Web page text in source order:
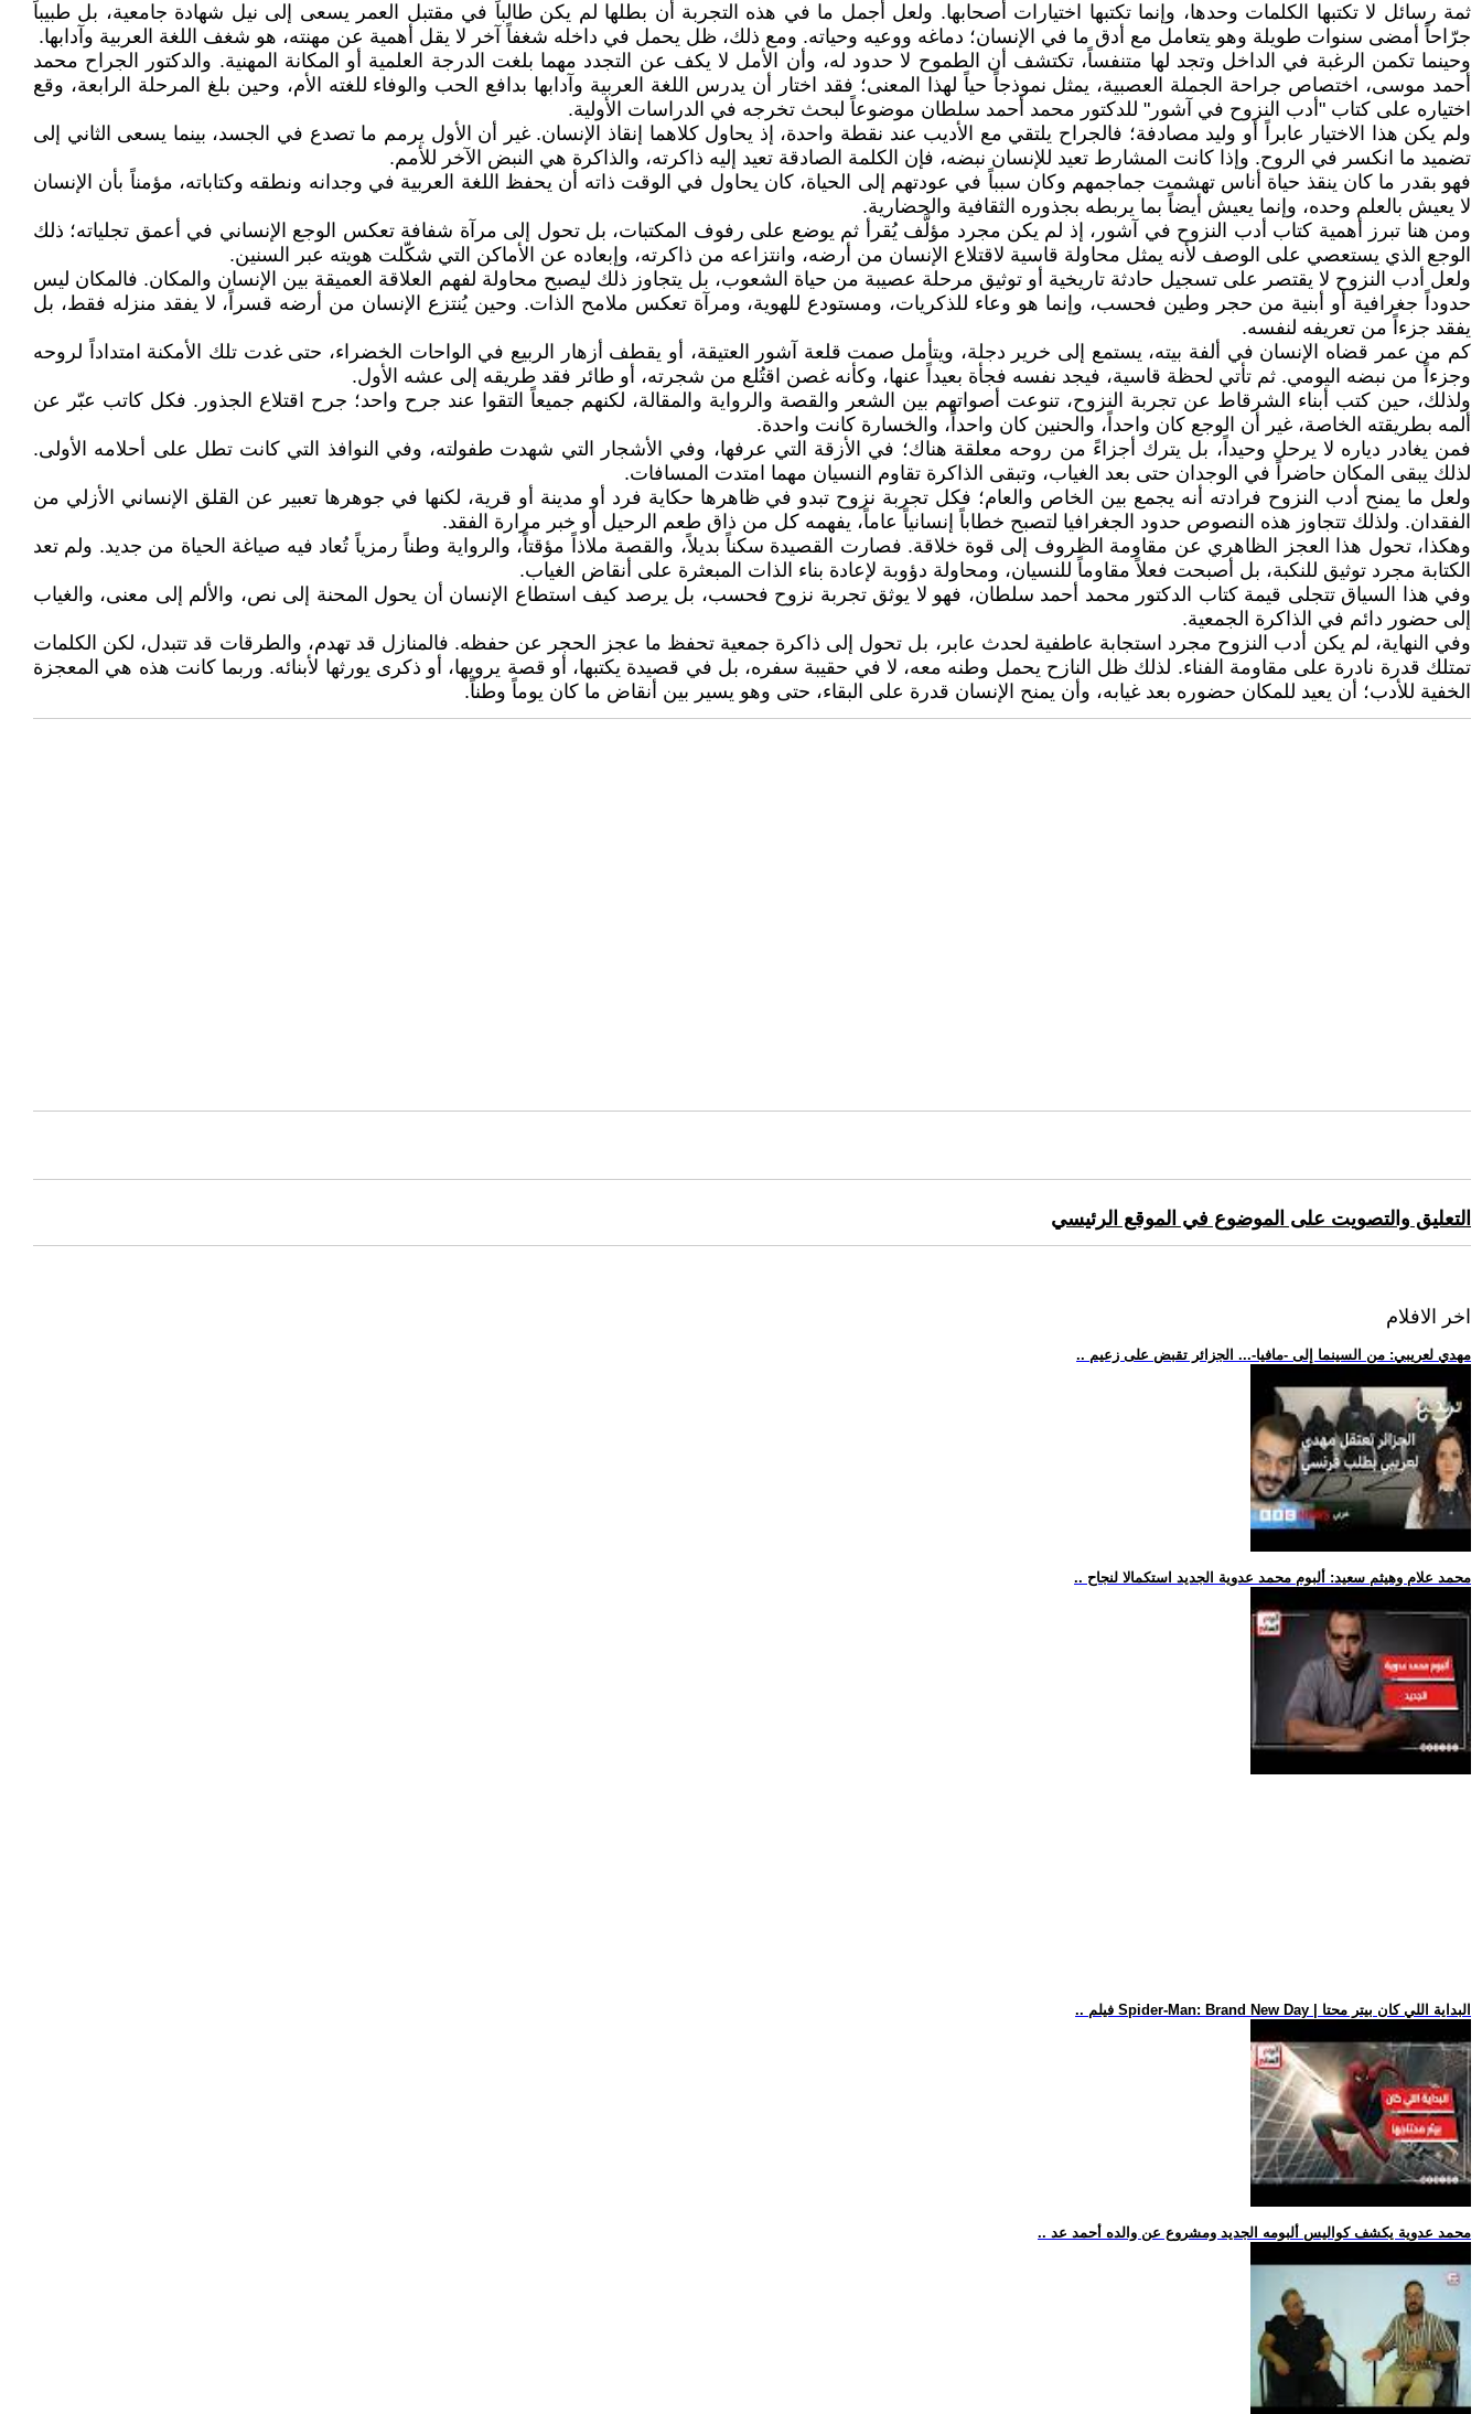
ثمة رسائل لا تكتبها الكلمات وحدها، وإنما تكتبها اختيارات أصحابها. ولعل أجمل ما في هذه التجربة أن بطلها لم يكن طالباً في مقتبل العمر يسعى إلى نيل شهادة جامعية، بل طبيباً
جرّاحاً أمضى سنوات طويلة وهو يتعامل مع أدق ما في الإنسان؛ دماغه ووعيه وحياته. ومع ذلك، ظل يحمل في داخله شغفاً آخر لا يقل أهمية عن مهنته، هو شغف اللغة العربية وآدابها.
وحينما تكمن الرغبة في الداخل وتجد لها متنفساً، تكتشف أن الطموح لا حدود له، وأن الأمل لا يكف عن التجدد مهما بلغت الدرجة العلمية أو المكانة المهنية. والدكتور الجراح محمد
أحمد موسى، اختصاص جراحة الجملة العصبية، يمثل نموذجاً حياً لهذا المعنى؛ فقد اختار أن يدرس اللغة العربية وآدابها بدافع الحب والوفاء للغته الأم، وحين بلغ المرحلة الرابعة، وقع
اختياره على كتاب "أدب النزوح في آشور" للدكتور محمد أحمد سلطان موضوعاً لبحث تخرجه في الدراسات الأولية.
ولم يكن هذا الاختيار عابراً أو وليد مصادفة؛ فالجراح يلتقي مع الأديب عند نقطة واحدة، إذ يحاول كلاهما إنقاذ الإنسان. غير أن الأول يرمم ما تصدع في الجسد، بينما يسعى الثاني إلى
تضميد ما انكسر في الروح. وإذا كانت المشارط تعيد للإنسان نبضه، فإن الكلمة الصادقة تعيد إليه ذاكرته، والذاكرة هي النبض الآخر للأمم.
فهو بقدر ما كان ينقذ حياة أناس تهشمت جماجمهم وكان سبباً في عودتهم إلى الحياة، كان يحاول في الوقت ذاته أن يحفظ اللغة العربية في وجدانه ونطقه وكتاباته، مؤمناً بأن الإنسان
لا يعيش بالعلم وحده، وإنما يعيش أيضاً بما يربطه بجذوره الثقافية والحضارية.
ومن هنا تبرز أهمية كتاب أدب النزوح في آشور، إذ لم يكن مجرد مؤلَّف يُقرأ ثم يوضع على رفوف المكتبات، بل تحول إلى مرآة شفافة تعكس الوجع الإنساني في أعمق تجلياته؛ ذلك
الوجع الذي يستعصي على الوصف لأنه يمثل محاولة قاسية لاقتلاع الإنسان من أرضه، وانتزاعه من ذاكرته، وإبعاده عن الأماكن التي شكّلت هويته عبر السنين.
ولعل أدب النزوح لا يقتصر على تسجيل حادثة تاريخية أو توثيق مرحلة عصيبة من حياة الشعوب، بل يتجاوز ذلك ليصبح محاولة لفهم العلاقة العميقة بين الإنسان والمكان. فالمكان ليس
حدوداً جغرافية أو أبنية من حجر وطين فحسب، وإنما هو وعاء للذكريات، ومستودع للهوية، ومرآة تعكس ملامح الذات. وحين يُنتزع الإنسان من أرضه قسراً، لا يفقد منزله فقط، بل
يفقد جزءاً من تعريفه لنفسه.
كم من عمر قضاه الإنسان في ألفة بيته، يستمع إلى خرير دجلة، ويتأمل صمت قلعة آشور العتيقة، أو يقطف أزهار الربيع في الواحات الخضراء، حتى غدت تلك الأمكنة امتداداً لروحه
وجزءاً من نبضه اليومي. ثم تأتي لحظة قاسية، فيجد نفسه فجأة بعيداً عنها، وكأنه غصن اقتُلع من شجرته، أو طائر فقد طريقه إلى عشه الأول.
ولذلك، حين كتب أبناء الشرقاط عن تجربة النزوح، تنوعت أصواتهم بين الشعر والقصة والرواية والمقالة، لكنهم جميعاً التقوا عند جرح واحد؛ جرح اقتلاع الجذور. فكل كاتب عبّر عن
ألمه بطريقته الخاصة، غير أن الوجع كان واحداً، والحنين كان واحداً، والخسارة كانت واحدة.
فمن يغادر دياره لا يرحل وحيداً، بل يترك أجزاءً من روحه معلقة هناك؛ في الأزقة التي عرفها، وفي الأشجار التي شهدت طفولته، وفي النوافذ التي كانت تطل على أحلامه الأولى.
لذلك يبقى المكان حاضراً في الوجدان حتى بعد الغياب، وتبقى الذاكرة تقاوم النسيان مهما امتدت المسافات.
ولعل ما يمنح أدب النزوح فرادته أنه يجمع بين الخاص والعام؛ فكل تجربة نزوح تبدو في ظاهرها حكاية فرد أو مدينة أو قرية، لكنها في جوهرها تعبير عن القلق الإنساني الأزلي من
الفقدان. ولذلك تتجاوز هذه النصوص حدود الجغرافيا لتصبح خطاباً إنسانياً عاماً، يفهمه كل من ذاق طعم الرحيل أو خبر مرارة الفقد.
وهكذا، تحول هذا العجز الظاهري عن مقاومة الظروف إلى قوة خلاقة. فصارت القصيدة سكناً بديلاً، والقصة ملاذاً مؤقتاً، والرواية وطناً رمزياً تُعاد فيه صياغة الحياة من جديد. ولم تعد
الكتابة مجرد توثيق للنكبة، بل أصبحت فعلاً مقاوماً للنسيان، ومحاولة دؤوبة لإعادة بناء الذات المبعثرة على أنقاض الغياب.
وفي هذا السياق تتجلى قيمة كتاب الدكتور محمد أحمد سلطان، فهو لا يوثق تجربة نزوح فحسب، بل يرصد كيف استطاع الإنسان أن يحول المحنة إلى نص، والألم إلى معنى، والغياب
إلى حضور دائم في الذاكرة الجمعية.
وفي النهاية، لم يكن أدب النزوح مجرد استجابة عاطفية لحدث عابر، بل تحول إلى ذاكرة جمعية تحفظ ما عجز الحجر عن حفظه. فالمنازل قد تهدم، والطرقات قد تتبدل، لكن الكلمات
تمتلك قدرة نادرة على مقاومة الفناء. لذلك ظل النازح يحمل وطنه معه، لا في حقيبة سفره، بل في قصيدة يكتبها، أو قصة يرويها، أو ذكرى يورثها لأبنائه. وربما كانت هذه هي المعجزة
الخفية للأدب؛ أن يعيد للمكان حضوره بعد غيابه، وأن يمنح الإنسان قدرة على البقاء، حتى وهو يسير بين أنقاض ما كان يوماً وطناً.
التعليق والتصويت على الموضوع في الموقع الرئيسي
اخر الافلام
.. مهدي لعريبي: من السينما إلى -مافيا-... الجزائر تقبض على زعيم
.. محمد علام وهيثم سعيد: ألبوم محمد عدوية الجديد استكمالا لنجاح
.. فيلم Spider-Man: Brand New Day | البداية اللي كان بيتر محتا
.. محمد عدوية يكشف كواليس ألبومه الجديد ومشروع عن والده أحمد عد